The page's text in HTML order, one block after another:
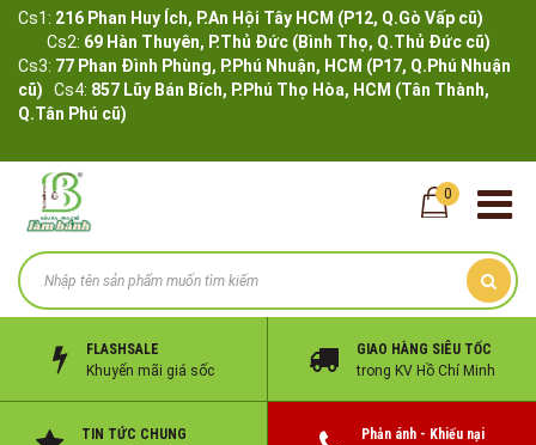
Cs1: 216 Phan Huy Ích, P.An Hội Tây HCM (P12, Q.Gò Vấp cũ)
Cs2: 69 Hàn Thuyên, P.Thủ Đức (Bình Thọ, Q.Thủ Đức cũ)
Cs3: 77 Phan Đình Phùng, P.Phú Nhuận, HCM (P17, Q.Phú Nhuận
cũ) Cs4: 857 Lũy Bán Bích, P.Phú Thọ Hòa, HCM (Tân Thành,
Q.Tân Phú cũ)
0
FLASHSALE
Khuyến mãi giá sốc
GIAO HÀNG SIÊU TỐC
trong KV Hồ Chí Minh
TIN TỨC CHUNG
Phản ánh - Khiếu nại